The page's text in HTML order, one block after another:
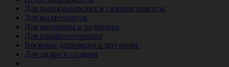
Для парикмахерских и салонов красоты
Для косметологов
Для маникюра и педикюра
Для парафинотерапии
Восковая депиляция и шугаринг
Для загара и солярия